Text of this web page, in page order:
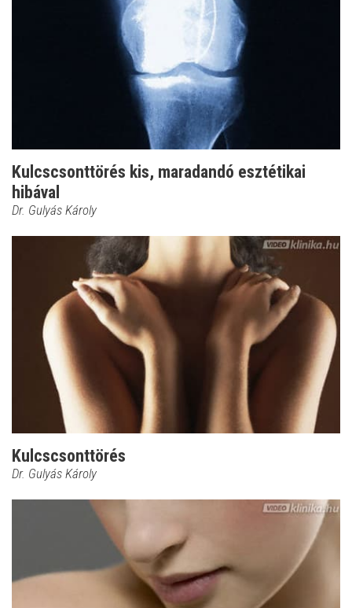
Kulcscsonttörés kis, maradandó esztétikai
hibával
Dr. Gulyás Károly
Kulcscsonttörés
Dr. Gulyás Károly